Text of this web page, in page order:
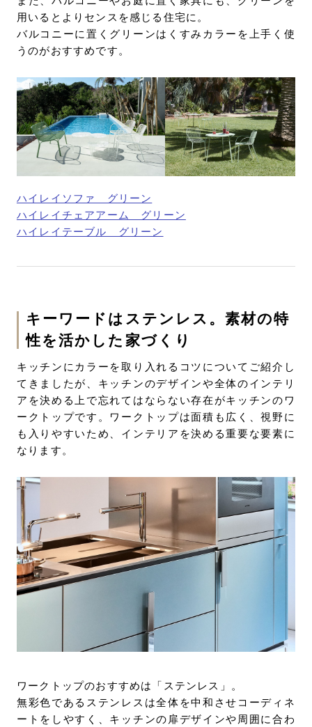
用いるとよりセンスを感じる住宅に。
バルコニーに置くグリーンはくすみカラーを上手く使
うのがおすすめです。
ハイレイソファ グリーン
ハイレイチェアアーム グリーン
ハイレイテーブル グリーン
キーワードはステンレス。素材の特
性を活かした家づくり
キッチンにカラーを取り入れるコツについてご紹介し
てきましたが、キッチンのデザインや全体のインテリ
アを決める上で忘れてはならない存在がキッチンのワ
ークトップです。ワークトップは面積も広く、視野に
も入りやすいため、インテリアを決める重要な要素に
なります。
ワークトップのおすすめは「ステンレス」。
無彩色であるステンレスは全体を中和させコーディネ
ートをしやすく、キッチンの扉デザインや周囲に合わ